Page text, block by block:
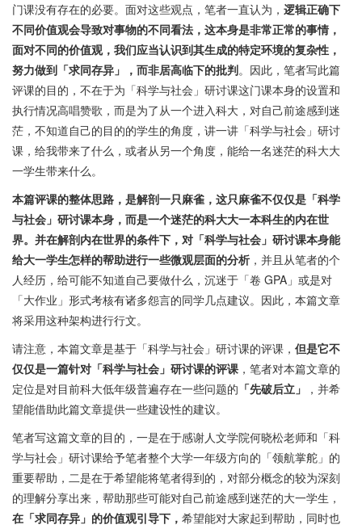
门课没有存在的必要。面对这些观点，笔者一直认为， 逻辑正确下
不同价值观会导致对事物的不同看法，这本身是非常正常的事情，
面对不同的价值观，我们应当认识到其生成的特定环境的复杂性，
努力做到「求同存异」，而非居高临下的批判。因此，笔者写此篇
评课的目的，不在于为「科学与社会」研讨课这门课本身的设置和
执行情况高唱赞歌，而是为了从一个进入科大，对自己前途感到迷
茫，不知道自己的目的的学生的角度，讲一讲「科学与社会」研讨
课，给我带来了什么，或者从另一个角度，能给一名迷茫的科大大
一学生带来什么。
本篇评课的整体思路，是解剖一只麻雀，这只麻雀不仅仅是「科学
与社会」研讨课本身，而是一个迷茫的科大大一本科生的内在世
界。并在解剖内在世界的条件下，对「科学与社会」研讨课本身能
给大一学生怎样的帮助进行一些微观层面的分析 ，并且从笔者的个
人经历，给可能不知道自己要做什么，沉迷于「卷 GPA」或是对
「大作业」形式考核有诸多怨言的同学几点建议。因此，本篇文章
将采用这种架构进行行文。
请注意，本篇文章是基于「科学与社会」研讨课的评课， 但是它不
仅仅是一篇针对「科学与社会」研讨课的评课 ，笔者对本篇文章的
定位是对目前科大低年级普遍存在一些问题的 「先破后立」
，并希
望能借助此篇文章提供一些建设性的建议。
笔者写这篇文章的目的，一是在于感谢人文学院何晓松老师和「科
学与社会」研讨课给予笔者整个大学一年级方向的「领航掌舵」的
重要帮助，二是在于希望能将笔者得到的，对部分概念的较为深刻
的理解分享出来，帮助那些可能对自己前途感到迷茫的大一学生，
在「求同存异」的价值观引导下， 希望能对大家起到帮助，同时也